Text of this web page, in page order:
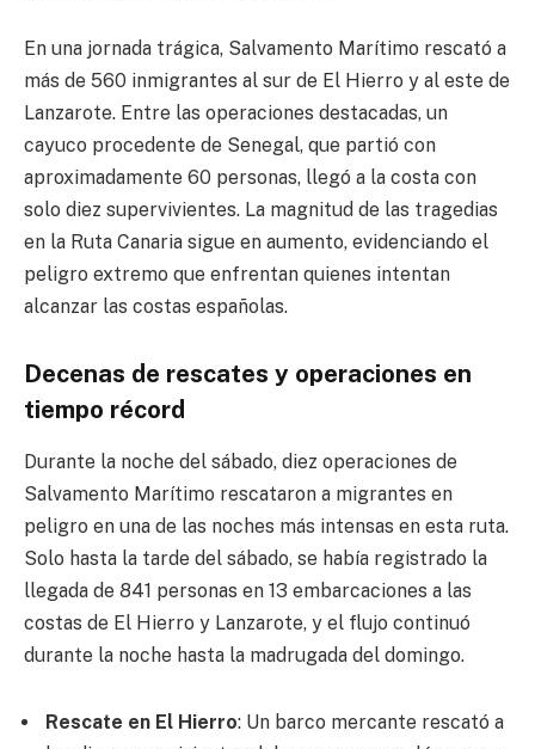
En una jornada trágica, Salvamento Marítimo rescató a
más de 560 inmigrantes al sur de El Hierro y al este de
Lanzarote. Entre las operaciones destacadas, un
cayuco procedente de Senegal, que partió con
aproximadamente 60 personas, llegó a la costa con
solo diez supervivientes. La magnitud de las tragedias
en la Ruta Canaria sigue en aumento, evidenciando el
peligro extremo que enfrentan quienes intentan
alcanzar las costas españolas.
Decenas de rescates y operaciones en
tiempo récord
Durante la noche del sábado, diez operaciones de
Salvamento Marítimo rescataron a migrantes en
peligro en una de las noches más intensas en esta ruta.
Solo hasta la tarde del sábado, se había registrado la
llegada de 841 personas en 13 embarcaciones a las
costas de El Hierro y Lanzarote, y el flujo continuó
durante la noche hasta la madrugada del domingo.
Rescate en El Hierro: Un barco mercante rescató a